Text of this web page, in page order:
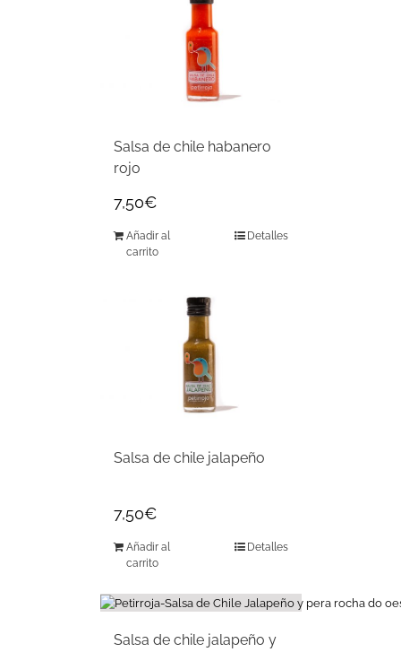
Salsa de chile habanero
rojo
7,50€
Añadir al
carrito
Detalles
Salsa de chile jalapeño
7,50€
Añadir al
carrito
Detalles
Salsa de chile jalapeño y